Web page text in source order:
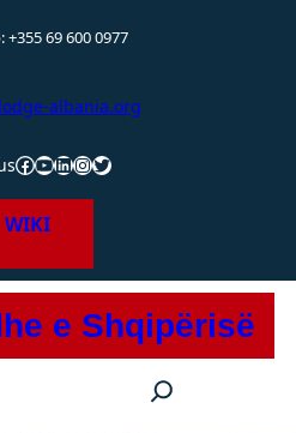
+355 69 600 0977
albania.org
Facebook YouTube LinkedIn InstagramTwitter
WIKI
e Shqipërisë
e